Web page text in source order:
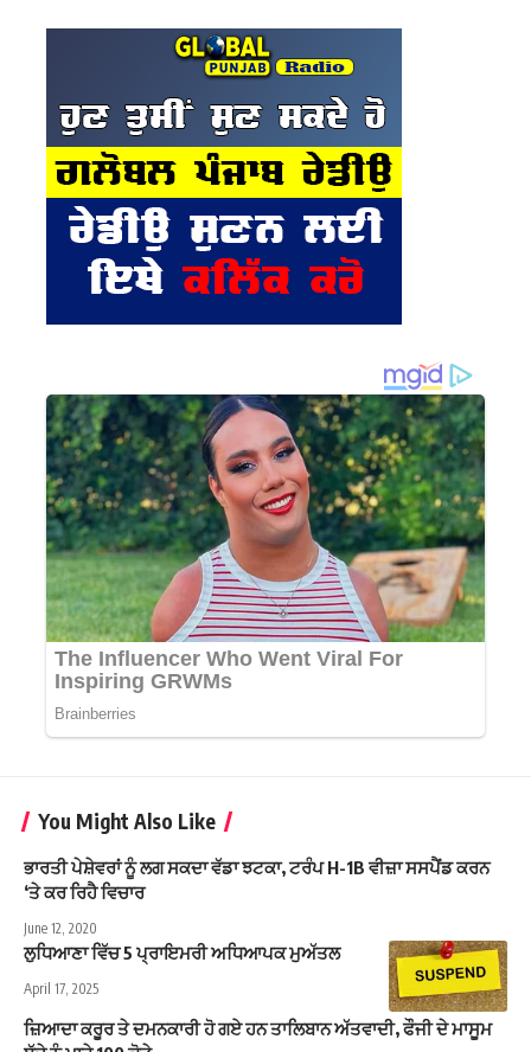
You Might Also Like
ਭਾਰਤੀ ਪੇਸ਼ੇਵਰਾਂ ਨੂੰ ਲਗ ਸਕਦਾ ਵੱਡਾ ਝਟਕਾ, ਟਰੰਪ H-1B ਵੀਜ਼ਾ ਸਸਪੈਂਡ ਕਰਨ
‘ਤੇ ਕਰ ਰਿਹੈ ਵਿਚਾਰ
June 12, 2020
ਲੁਧਿਆਣਾ ਵਿੱਚ 5 ਪ੍ਰਾਇਮਰੀ ਅਧਿਆਪਕ ਮੁਅੱਤਲ
April 17, 2025
ਜ਼ਿਆਦਾ ਕਰੂਰ ਤੇ ਦਮਨਕਾਰੀ ਹੋ ਗਏ ਹਨ ਤਾਲਿਬਾਨ ਅੱਤਵਾਦੀ, ਫੌਜੀ ਦੇ ਮਾਸੂਮ